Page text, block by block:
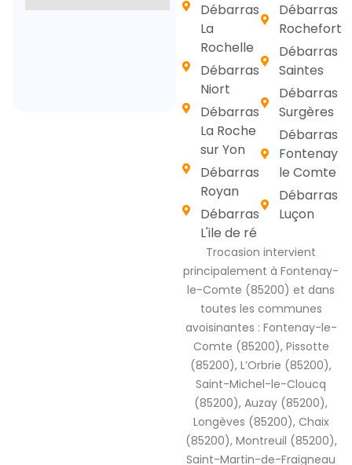
Débarras
La
Rochelle
Débarras
Niort
Débarras
La Roche
sur Yon
Débarras
Royan
Débarras
L'ile de ré
Débarras
Rochefort
Débarras
Saintes
Débarras
Surgères
Débarras
Fontenay
le Comte
Débarras
Luçon
Trocasion intervient
principalement à Fontenay-
le-Comte (85200) et dans
toutes les communes
avoisinantes : Fontenay-le-
Comte (85200), Pissotte
(85200), L’Orbrie (85200),
Saint-Michel-le-Cloucq
(85200), Auzay (85200),
Longèves (85200), Chaix
(85200), Montreuil (85200),
Saint-Martin-de-Fraigneau